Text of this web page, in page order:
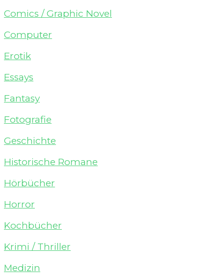
Comics / Graphic Novel
Computer
Erotik
Essays
Fantasy
Fotografie
Geschichte
Historische Romane
Hörbücher
Horror
Kochbücher
Krimi / Thriller
Medizin